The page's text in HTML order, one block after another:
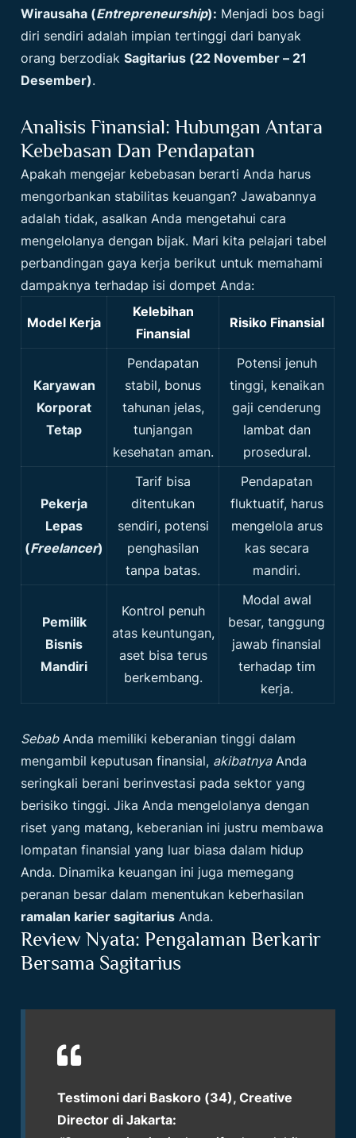
Wirausaha (Entrepreneurship): Menjadi bos bagi
diri sendiri adalah impian tertinggi dari banyak
orang berzodiakSagitarius (22 November – 21
Desember).
Analisis Finansial: Hubungan Antara
Kebebasan Dan Pendapatan
Apakah mengejar kebebasan berarti Anda harus
mengorbankan stabilitas keuangan? Jawabannya
adalah tidak, asalkan Anda mengetahui cara
mengelolanya dengan bijak. Mari kita pelajari tabel
perbandingan gaya kerja berikut untuk memahami
dampaknya terhadap isi dompet Anda:
Model Kerja
Kelebihan
Finansial
Risiko Finansial
Karyawan
Korporat
Tetap
Pendapatan
stabil, bonus
tahunan jelas,
tunjangan
kesehatan aman.
Potensi jenuh
tinggi, kenaikan
gaji cenderung
lambat dan
prosedural.
Pekerja
Lepas
(Freelancer)
Tarif bisa
ditentukan
sendiri, potensi
penghasilan
tanpa batas.
Pendapatan
fluktuatif, harus
mengelola arus
kas secara
mandiri.
Pemilik
Bisnis
Mandiri
Kontrol penuh
atas keuntungan,
aset bisa terus
berkembang.
Modal awal
besar, tanggung
jawab finansial
terhadap tim
kerja.
SebabAnda memiliki keberanian tinggi dalam
mengambil keputusan finansial, akibatnyaAnda
seringkali berani berinvestasi pada sektor yang
berisiko tinggi. Jika Anda mengelolanya dengan
riset yang matang, keberanian ini justru membawa
lompatan finansial yang luar biasa dalam hidup
Anda. Dinamika keuangan ini juga memegang
peranan besar dalam menentukan keberhasilan
ramalan karier sagitarius Anda.
Review Nyata: Pengalaman Berkarir
Bersama Sagitarius
Testimoni dari Baskoro (34), Creative
Director di Jakarta: